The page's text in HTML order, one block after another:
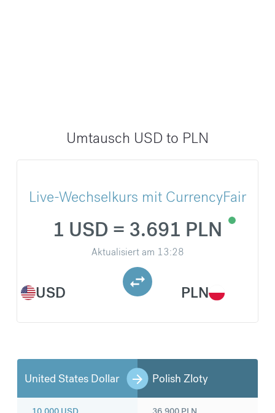
Umtausch USD to PLN
Live-Wechselkurs mit CurrencyFair
USD
1 USD = 3.691 PLN
Aktualisiert am 13:28
PLN
United States Dollar Polish Zloty